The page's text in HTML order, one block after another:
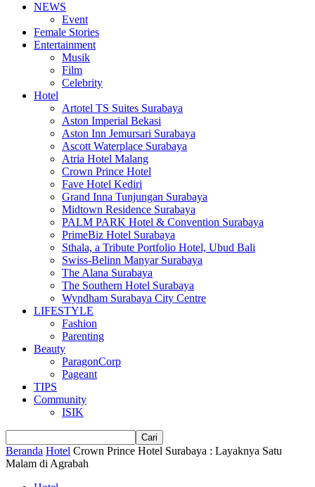
NEWS
Event
Female Stories
Entertainment
Musik
Film
Celebrity
Hotel
Artotel TS Suites Surabaya
Aston Imperial Bekasi
Aston Inn Jemursari Surabaya
Ascott Waterplace Surabaya
Atria Hotel Malang
Crown Prince Hotel
Fave Hotel Kediri
Grand Inna Tunjungan Surabaya
Midtown Residence Surabaya
PALM PARK Hotel & Convention Surabaya
PrimeBiz Hotel Surabaya
Sthala, a Tribute Portfolio Hotel, Ubud Bali
Swiss-Belinn Manyar Surabaya
The Alana Surabaya
The Southern Hotel Surabaya
Wyndham Surabaya City Centre
LIFESTYLE
Fashion
Parenting
Beauty
ParagonCorp
Pageant
TIPS
Community
ISIK
Beranda Hotel Crown Prince Hotel Surabaya : Layaknya Satu
Malam di Agrabah